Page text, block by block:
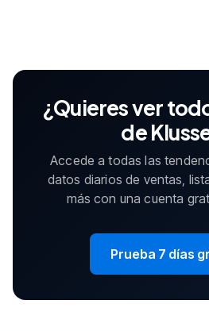
¿Quieres ver
de
Accede a todas las
datos diarios de ventas,
más con una cuenta
Prueba 7 días